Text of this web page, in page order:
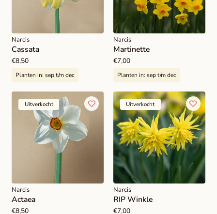
Narcis
Cassata
Normale
€8,50
Planten in: sep t/m dec
Narcis
Martinette
Normale
€7,00
Planten in: sep t/m dec
Uitverkocht
Narcis
Actaea
Normale
€8,50
Uitverkocht
Narcis
RIP Winkle
Normale
€7,00